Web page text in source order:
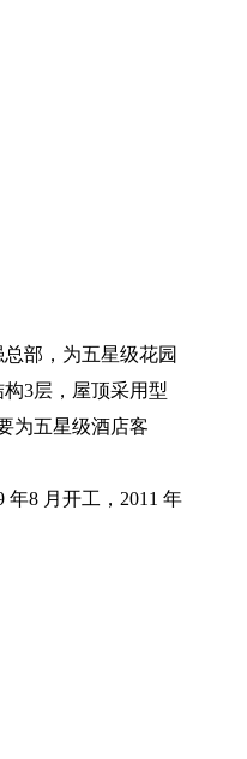
部，为五星级花园
3层，屋顶采用型
为五星级酒店客
年8 月开工，2011 年